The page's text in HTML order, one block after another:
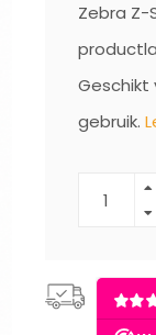
Zebra Z-
gebruik.